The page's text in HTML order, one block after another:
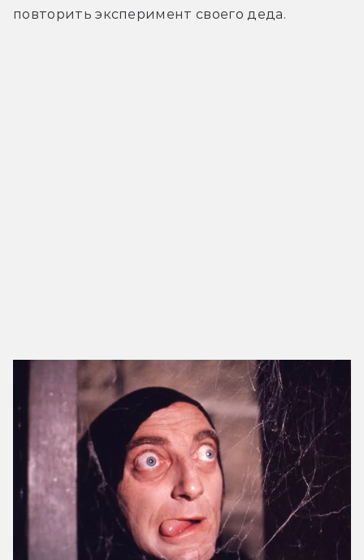
повторить эксперимент своего деда.